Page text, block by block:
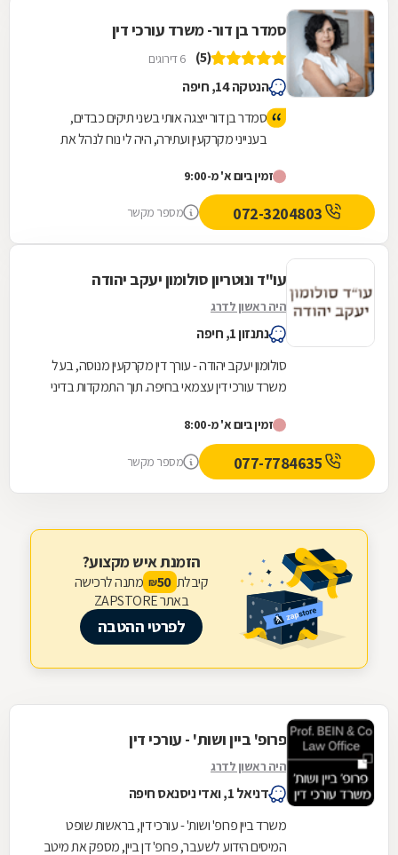
סמדר בן דור- משרד עורכי דין
(5) 6 דירוגים
הנטקה 14, חיפה
סמדר בן דור ייצגה אותי בשני תיקים כבדים,
בענייני מקרקעין ועתירה, היה לי נוח לנהל את
יודעת להגן על זכויות הלקוח, ואיתה מרגישים
בבטחון, יודעת להעלות את הנקודות החשובות
והרגישות ואפילו הפרטים הקטנים והחשובים
אפשר להרגיש בטוח שהנצחון לא יאחר מלבוא-
אניי ממליץ עליה בחום.
זמין ביום א' מ-9:00
מספר מקשר
עו"ד ונוטריון סולומון יעקב יהודה
היה ראשון לדרג
נתנזון 1, חיפה
סולומון יעקב יהודה - עורך דין מקרקעין מנוסה, בעל
משרד עורכי דין עצמאי בחיפה. תוך התמקדות בדיני
זמין ביום א' מ-8:00
מספר מקשר
הזמנת איש מקצוע?
קיבלת 50
₪ מתנה לרכישה
באתר ZAPSTORE
לפרטי ההטבה
פרופ' ביין ושות' - עורכי דין
היה ראשון לדרג
דניאל 1, ואדי ניסנאס חיפה
משרד ביין פרופ' ושות' - עורכי דין, בראשות שופט
המיסים הידוע לשעבר, פרופ' דן ביין, מספק את מיטב